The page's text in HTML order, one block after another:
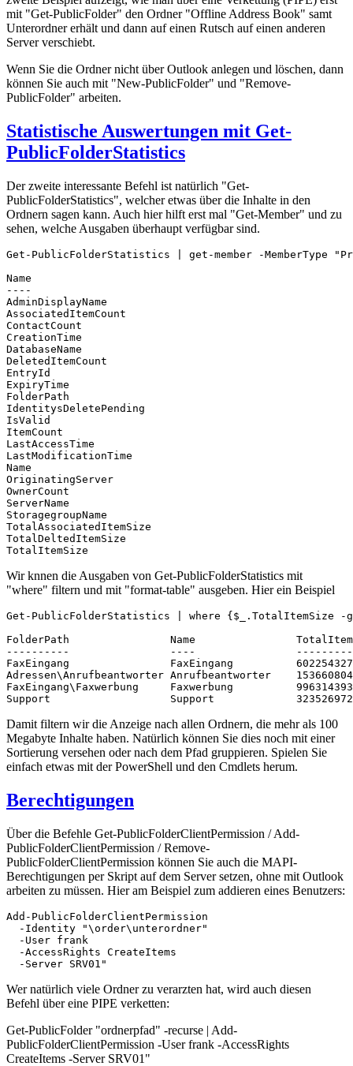
mit "Get-PublicFolder" den Ordner "Offline Address Book" samt
Unterordner erhält und dann auf einen Rutsch auf einen anderen
Server verschiebt.
Wenn Sie die Ordner nicht über Outlook anlegen und löschen, dann
können Sie auch mit "New-PublicFolder" und "Remove-
PublicFolder" arbeiten.
Statistische Auswertungen mit Get-
PublicFolderStatistics
Der zweite interessante Befehl ist natürlich "Get-
PublicFolderStatistics", welcher etwas über die Inhalte in den
Ordnern sagen kann. Auch hier hilft erst mal "Get-Member" und zu
sehen, welche Ausgaben überhaupt verfügbar sind.
Get-PublicFolderStatistics | get-member -MemberType
Name
----
AdminDisplayName
AssociatedItemCount
ContactCount
CreationTime
DatabaseName
DeletedItemCount
EntryId
ExpiryTime
FolderPath
IdentitysDeletePending
IsValid
ItemCount
LastAccessTime
LastModificationTime
Name
OriginatingServer
OwnerCount
ServerName
StoragegroupName
TotalAssociatedItemSize
TotalDeltedItemSize
TotalItemSize
Wir knnen die Ausgaben von Get-PublicFolderStatistics mit
"where" filtern und mit "format-table" ausgeben. Hier ein Beispiel
Get-PublicFolderStatistics | where {$_.TotalItemSize -
FolderPath                Name
----------                ----
FaxEingang                FaxEingang
Adressen\Anrufbeantworter Anrufbeantworter
FaxEingang\Faxwerbung     Faxwerbung
Support                   Support
Damit filtern wir die Anzeige nach allen Ordnern, die mehr als 100
Megabyte Inhalte haben. Natürlich können Sie dies noch mit einer
Sortierung versehen oder nach dem Pfad gruppieren. Spielen Sie
einfach etwas mit der PowerShell und den Cmdlets herum.
Berechtigungen
Über die Befehle Get-PublicFolderClientPermission / Add-
PublicFolderClientPermission / Remove-
PublicFolderClientPermission können Sie auch die MAPI-
Berechtigungen per Skript auf dem Server setzen, ohne mit Outlook
arbeiten zu müssen. Hier am Beispiel zum addieren eines Benutzers:
Add-PublicFolderClientPermission
  -Identity "\order\unterordner"
  -User frank
  -AccessRights CreateItems
  -Server SRV01"
Wer natürlich viele Ordner zu verarzten hat, wird auch diesen
Befehl über eine PIPE verketten:
Get-PublicFolder "ordnerpfad" -recurse | Add-
PublicFolderClientPermission -User frank -AccessRights
CreateItems -Server SRV01"